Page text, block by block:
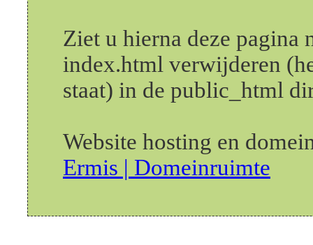
Ziet u hierna deze pagina
index.html verwijderen
staat) in de public_html
Website hosting en
Ermis | Domeinruimte